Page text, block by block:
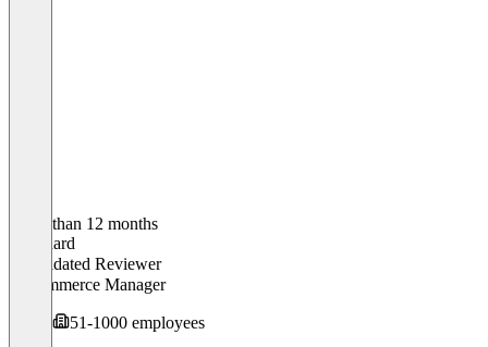
Older than 12 months
Leonhard
Validated Reviewer
E-Commerce Manager
51-1000 employees